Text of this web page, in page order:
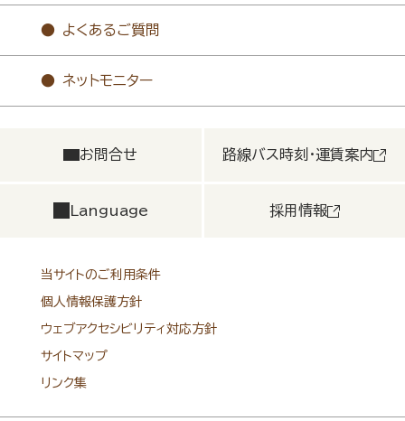
よくあるご質問
ネットモニター
お問合せ 路線バス時刻・運賃案内
Language 採用情報
当サイトのご利用条件
個人情報保護方針
ウェブアクセシビリティ対応方針
サイトマップ
リンク集